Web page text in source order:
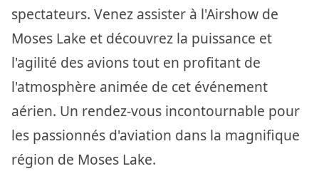
spectateurs. Venez assister à l'Airshow de
Moses Lake et découvrez la puissance et
l'agilité des avions tout en profitant de
l'atmosphère animée de cet événement
aérien. Un rendez-vous incontournable pour
les passionnés d'aviation dans la magnifique
région de Moses Lake.